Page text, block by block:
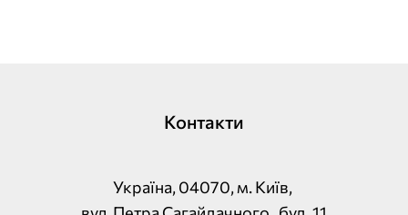
Контакти
Україна, 04070, м. Київ,